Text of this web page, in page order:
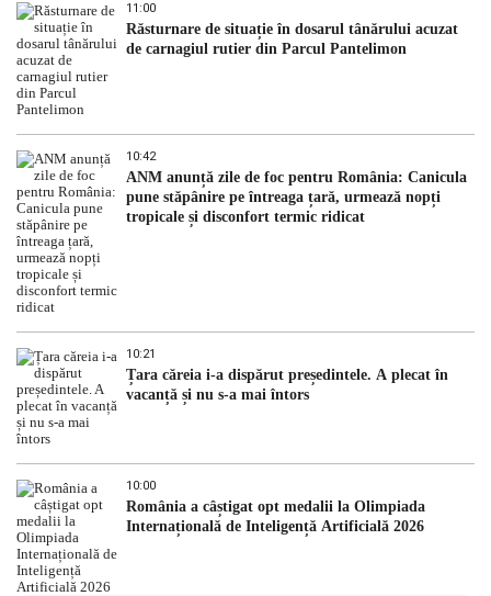
11:00
Răsturnare de situație în dosarul tânărului acuzat
de carnagiul rutier din Parcul Pantelimon
10:42
ANM anunță zile de foc pentru România: Canicula
pune stăpânire pe întreaga țară, urmează nopți
tropicale și disconfort termic ridicat
10:21
Țara căreia i-a dispărut președintele. A plecat în
vacanță și nu s-a mai întors
10:00
România a câștigat opt medalii la Olimpiada
Internațională de Inteligență Artificială 2026